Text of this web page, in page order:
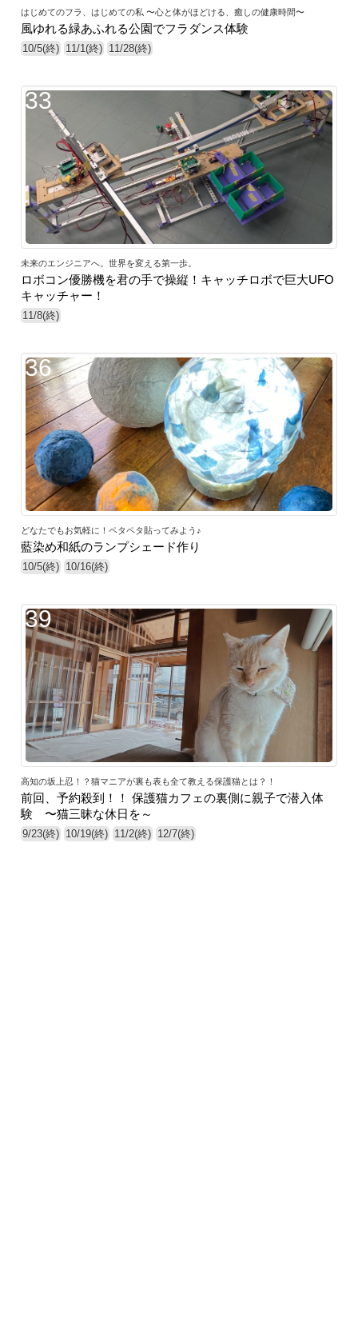
はじめてのフラ、はじめての私 〜心と体がほどける、癒しの健康時間〜
風ゆれる緑あふれる公園でフラダンス体験
10/5(終) 11/1(終) 11/28(終)
33
未来のエンジニアへ。世界を変える第一歩。
ロボコン優勝機を君の手で操縦！キャッチロボで巨大UFO
キャッチャー！
11/8(終)
36
どなたでもお気軽に！ペタペタ貼ってみよう♪
藍染め和紙のランプシェード作り
10/5(終) 10/16(終)
39
高知の坂上忍！？猫マニアが裏も表も全て教える保護猫とは？！
前回、予約殺到！！ 保護猫カフェの裏側に親子で潜入体
験 〜猫三昧な休日を～
9/23(終) 10/19(終) 11/2(終) 12/7(終)